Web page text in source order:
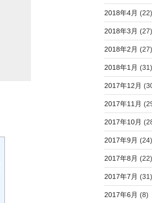
2018年4月 (22)
2018年3月 (27)
2018年2月 (27)
2018年1月 (31)
2017年12月
2017年11月
2017年10月
2017年9月 (24)
2017年8月 (22)
2017年7月 (31)
2017年6月 (8)